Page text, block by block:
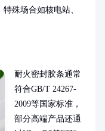
殊场合如核电站、
耐火密封胶条通常
符合GB/T 24267-
2009等国家标准，
部分高端产品还通